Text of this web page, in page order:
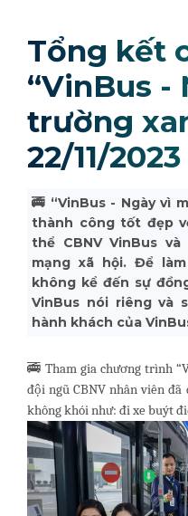
Tổng kết
“VinBus -
trường
22/11/2023
🚎 “VinBus - Ngày vì
thành công tốt đẹp
thể CBNV VinBus
mạng xã hội. Để
không kể đến sự
VinBus nói riêng và
hành khách của
🚎 Tham gia chương trình
đội ngũ CBNV nhân viên
không khói như: đi xe buýt